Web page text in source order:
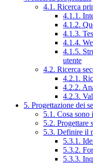
4.1. Ricerca
4.1.1.
4.1.2.
4.1.3.
4.1.4.
4.1.5.
utente
4.2. Ricerca
4.2.1.
4.2.2.
4.2.3.
5. Progettazione dei
5.1. Cosa sono
5.2. Progettare
5.3. Definire il
5.3.1.
5.3.2.
5.3.3.